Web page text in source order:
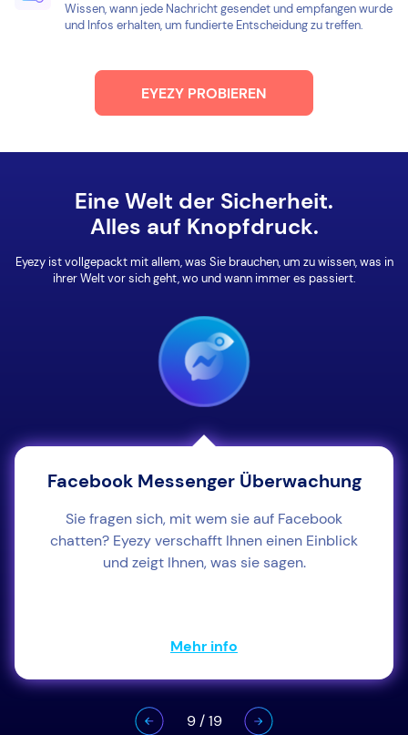
Wissen, wann jede Nachricht gesendet und empfangen wurde
und Infos erhalten, um fundierte Entscheidung zu treffen.
EYEZY PROBIEREN
Eine Welt der Sicherheit.
Alles auf Knopfdruck.
Eyezy ist vollgepackt mit allem, was Sie brauchen, um zu wissen, was in
ihrer Welt vor sich geht, wo und wann immer es passiert.
Facebook Messenger Überwachung
Sie fragen sich, mit wem sie auf Facebook
chatten? Eyezy verschafft Ihnen einen Einblick
und zeigt Ihnen, was sie sagen.
Mehr info
9/19